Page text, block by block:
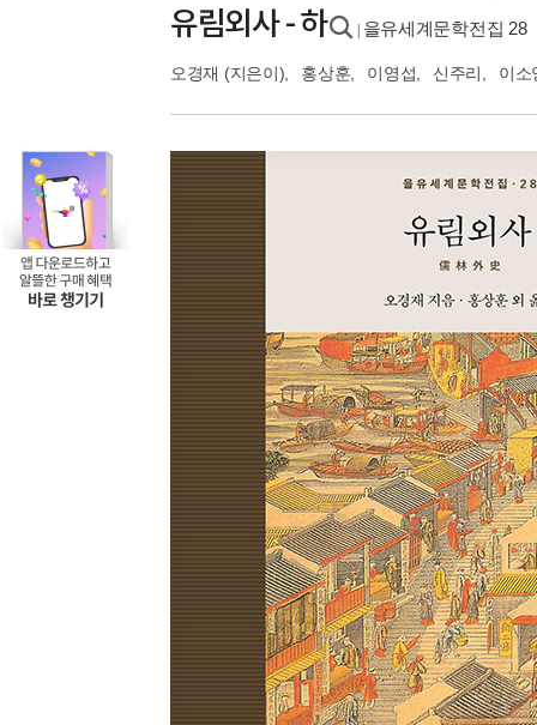
유림외사 - 하 을유세계문학전집 28
오경재 (지은이), 홍상훈 이영섭 신주리 이소